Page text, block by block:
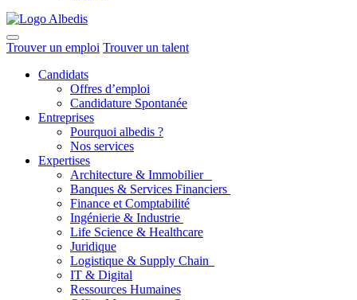
Trouver un emploi Trouver un talent
Candidats
Offres d’emploi
Candidature Spontanée
Entreprises
Pourquoi albedis ?
Nos services
Expertises
Architecture & Immobilier
Banques & Services Financiers
Finance et Comptabilité
Ingénierie & Industrie
Life Science & Healthcare
Juridique
Logistique & Supply Chain
IT & Digital
Ressources Humaines